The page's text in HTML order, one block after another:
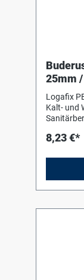
25mm /
Logafix
Kalt- und
8,23 €*